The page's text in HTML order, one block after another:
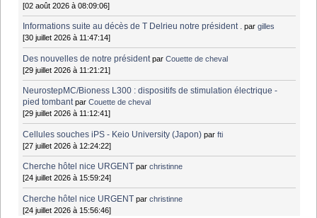
[02 août 2026 à 08:09:06]
Informations suite au décès de T Delrieu notre président . pargilles
[30 juillet 2026 à 11:47:14]
Des nouvelles de notre président parCouette de cheval
[29 juillet 2026 à 11:21:21]
NeurostepMC/Bioness L300 : dispositifs de stimulation électrique -
pied tombant parCouette de cheval
[29 juillet 2026 à 11:12:41]
Cellules souches iPS - Keio University (Japon) parfti
[27 juillet 2026 à 12:24:22]
Cherche hôtel nice URGENT parchristinne
[24 juillet 2026 à 15:59:24]
Cherche hôtel nice URGENT parchristinne
[24 juillet 2026 à 15:56:46]